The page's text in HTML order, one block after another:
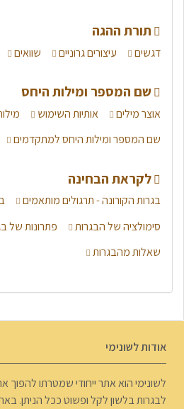
תורת ההגה
דגשים עיצורים גרוניים שוואים
שם המספר ומילות היחס
אוצר מילים אותיות השימוש
שם המספר ומילות היחס למתקדמים
לקראת הבחינה
בגרות הקורונה - תרגולים מותאמים
סימולציה של הבגרות
פתרונות של
שאלות מהבגרות
אודות לשונימי
לשונימי הוא אתר ייחודי שמטרתו להפוך
לבגרות בלשון לקל ופשוט ככל הניתן.